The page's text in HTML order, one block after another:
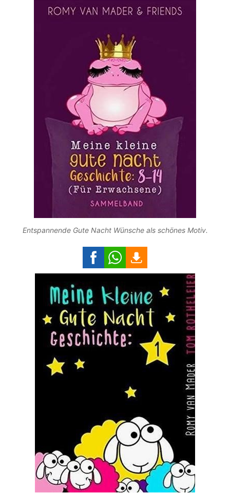
Entspannende Gute Nacht Wünsche als schönes Motiv.